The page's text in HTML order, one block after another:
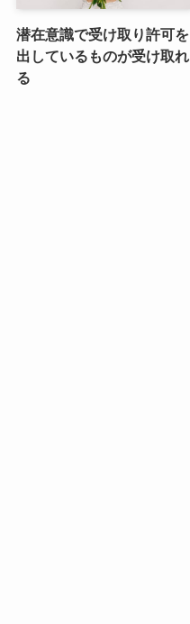
潜在意識で受け取り許可を
出しているものが受け取れ
る